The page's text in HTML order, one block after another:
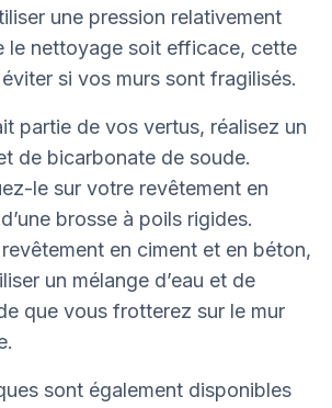
une pression relativement
le nettoyage soit efficace, cette
si vos murs sont fragilisés.
partie de vos vertus, réalisez un
de bicarbonate de soude.
le sur votre revêtement en
brosse à poils rigides.
en ciment et en béton,
un mélange d’eau et de
que vous frotterez sur le mur
sont également disponibles